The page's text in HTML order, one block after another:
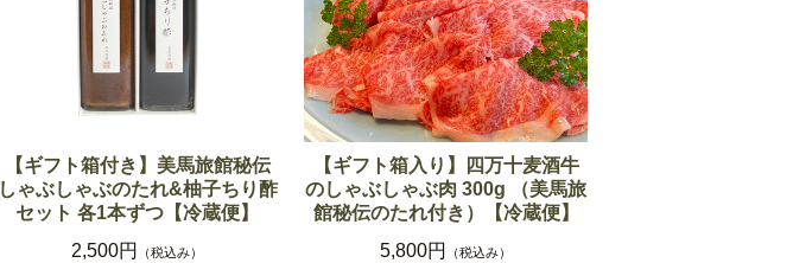
【ギフト箱付き】美馬旅館秘伝
しゃぶしゃぶのたれ&柚子ちり酢
セット 各1本ずつ【冷蔵便】
2,500円
（税込み）
【ギフト箱入り】四万十麦酒牛
のしゃぶしゃぶ肉 300g （美馬旅
館秘伝のたれ付き）【冷蔵便】
5,800円
（税込み）